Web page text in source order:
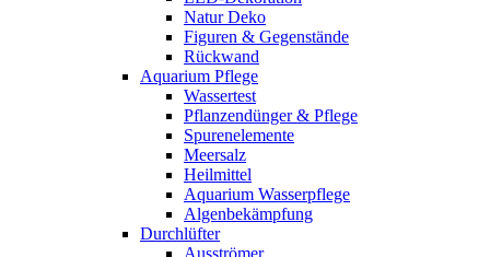
Natur Deko
Figuren & Gegenstände
Rückwand
Aquarium Pflege
Wassertest
Pflanzendünger & Pflege
Spurenelemente
Meersalz
Heilmittel
Aquarium Wasserpflege
Algenbekämpfung
Durchlüfter
Ausströmer